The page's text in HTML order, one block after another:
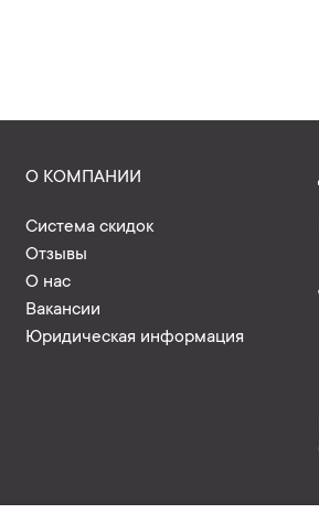
О КОМПАНИИ
Система скидок
Отзывы
О нас
Вакансии
Юридическая информация